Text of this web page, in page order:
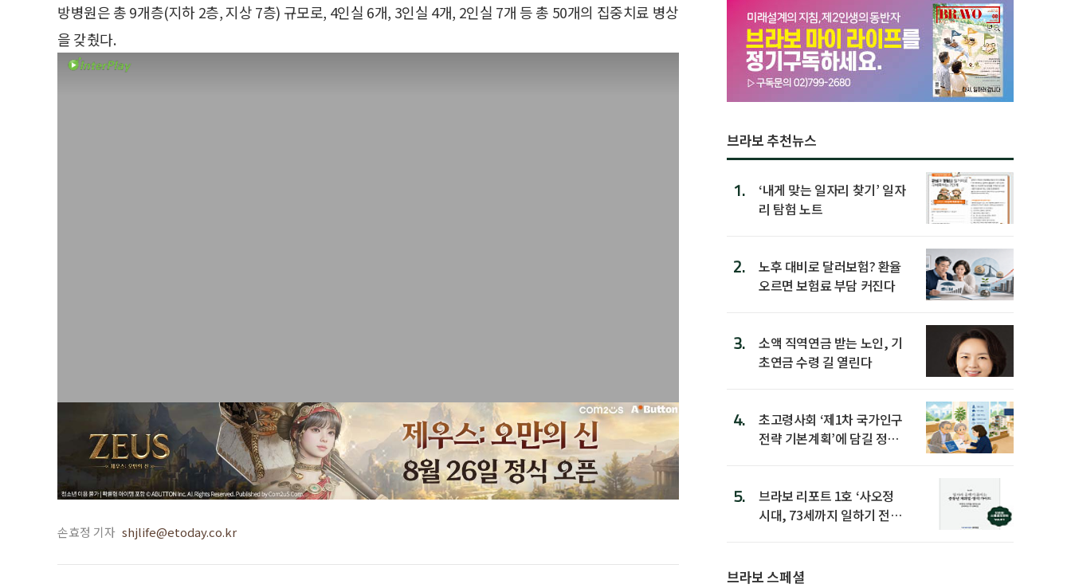
방병원은 총 9개층(지하 2층, 지상 7층) 규모로, 4인실 6개, 3인실 4개, 2인실 7개 등 총 50개의 집중치료 병상
을 갖췄다.
손효정 기자 shjlife@etoday.co.kr
브라보 추천뉴스
1.
‘내게 맞는 일자리 찾기’ 일자
리 탐험 노트
2.
노후 대비로 달러보험? 환율
오르면 보험료 부담 커진다
3.
소액 직역연금 받는 노인, 기
초연금 수령 길 열린다
4.
초고령사회 ‘제1차 국가인구
전략 기본계획’에 담길 정책
5.
브라보 리포트 1호 ‘사오정
시대, 73세까지 일하기 전략’
브라보 스페셜